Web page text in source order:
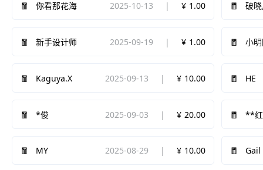
你看那花海 2025-10-13 1.00 破
新手设计师 2025-09-19 1.00 小
Kaguya.X 2025-09-13 10.00 HE
*俊 2025-09-03 20.00 **红
MY 2025-08-29 10.00 Gail